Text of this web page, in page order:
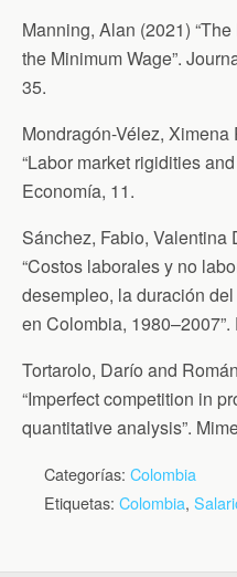
Manning, Alan (2021)
the Minimum Wage”.
35.
Mondragón-Vélez,
“Labor market rigidities
Economía, 11.
Sánchez, Fabio, Valentina
“Costos laborales y no
desempleo, la duración
en Colombia,
Tortarolo, Darío and
“Imperfect competition in
quantitative analysis”.
Categorías: Colombia
Etiquetas: Colombia,